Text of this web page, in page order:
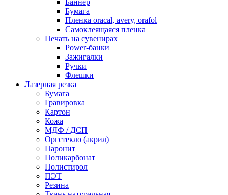
Баннер
Бумага
Пленка oracal, avery, orafol
Самоклеящаяся пленка
Печать на сувенирах
Power-банки
Зажигалки
Ручки
Флешки
Лазерная резка
Бумага
Гравировка
Картон
Кожа
МДФ / ДСП
Оргстекло (акрил)
Паронит
Поликарбонат
Полистирол
ПЭТ
Резина